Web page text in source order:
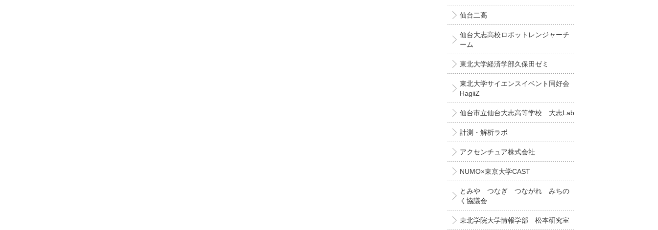
仙台二高
仙台大志高校ロボットレンジャーチ
ーム
東北大学経済学部久保田ゼミ
東北大学サイエンスイベント同好会
HagiiZ
仙台市立仙台大志高等学校 大志Lab
計測・解析ラボ
アクセンチュア株式会社
NUMO×東京大学CAST
とみや つなぎ つながれ みちの
く協議会
東北学院大学情報学部 松本研究室